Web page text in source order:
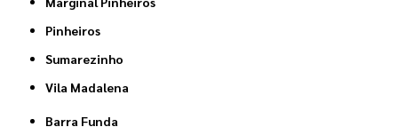
Pinheiros
Sumarezinho
Vila Madalena
Barra Funda